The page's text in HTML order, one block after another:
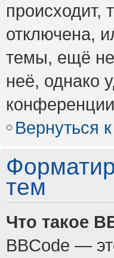
происходит,
отключена,
темы, ещё не
неё, однако
Вернуться
тем
Что такое
BBCode —